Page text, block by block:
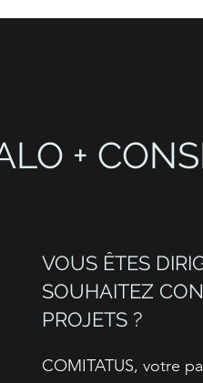
+
VOUS ÊTES
SOUHAITEZ
PROJETS ?
COMITATUS, votre